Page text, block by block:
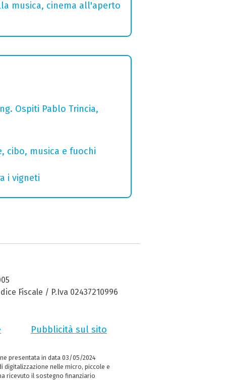
musica, cinema all'aperto
Ospiti Pablo Trincia,
cibo, musica e fuochi
i vigneti
Fiscale / P.Iva 02437210996
Pubblicità sul sito
presentata in data 03/05/2024
digitalizzazione nelle micro, piccole e
ricevuto il sostegno finanziario